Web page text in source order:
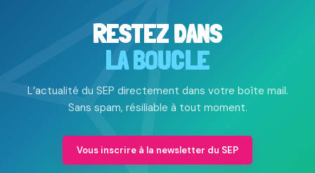
RESTEZ DANS
LA BOUCLE
L’actualité du SEP directement dans votre boîte mail.
Sans spam, résiliable à tout moment.
Vous inscrire à la newsletter du SEP